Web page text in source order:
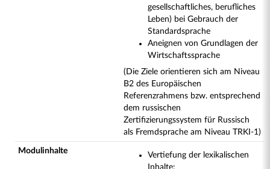
gesellschaftliches, berufliches
Leben) bei Gebrauch der
Standardsprache
Aneignen von Grundlagen der
Wirtschaftssprache
(Die Ziele orientieren sich am Niveau
B2 des Europäischen
Referenzrahmens bzw. entsprechend
dem russischen
Zertifizierungssystem für Russisch
als Fremdsprache am Niveau TRKI-1)
Modulinhalte
Vertiefung der lexikalischen
Inhalte: